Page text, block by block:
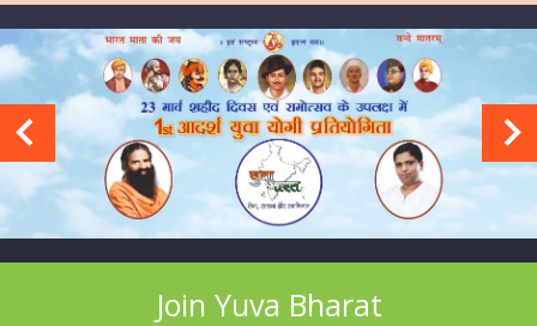
Join Yuva Bharat